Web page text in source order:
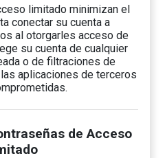
limitado minimizan el
conectar su cuenta a
al otorgarles acceso de
su cuenta de cualquier
o de filtraciones de
aplicaciones de terceros
de Acceso